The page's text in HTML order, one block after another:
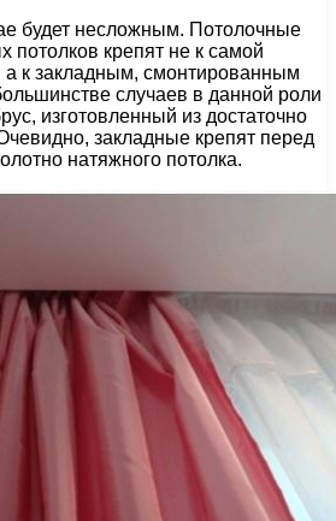
будет несложным. Потолочные
потолков крепят не к самой
а к закладным, смонтированным
случаев в данной роли
изготовленный из достаточно
закладные крепят перед
натяжного потолка.